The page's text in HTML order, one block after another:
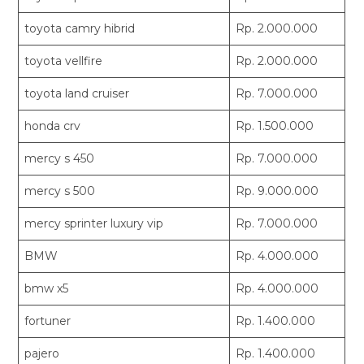
toyota camry hibrid Rp. 2.000.000
toyota vellfire Rp. 2.000.000
toyota land cruiser Rp. 7.000.000
honda crv Rp. 1.500.000
mercy s 450 Rp. 7.000.000
mercy s 500 Rp. 9.000.000
mercy sprinter luxury vip Rp. 7.000.000
BMW Rp. 4.000.000
bmw x5 Rp. 4.000.000
fortuner Rp. 1.400.000
pajero Rp. 1.400.000